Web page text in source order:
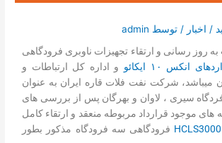
/ اخبار / توسط admin
روز رسانی و ارتقاء تجهیزات ناوبری فرودگاهی
انکس ۱۰ ایکائو
و اداره کل ارتباطات و
میباشد، شرکت نفت فلات قاره ایران به عنوان
سیری ، لاوان و بهرگان پس از بررسی های
های موجود قرارداد مربوطه منعقد و ارتقاء کامل
فرودگاهی سه فرودگاه مذکور بطور